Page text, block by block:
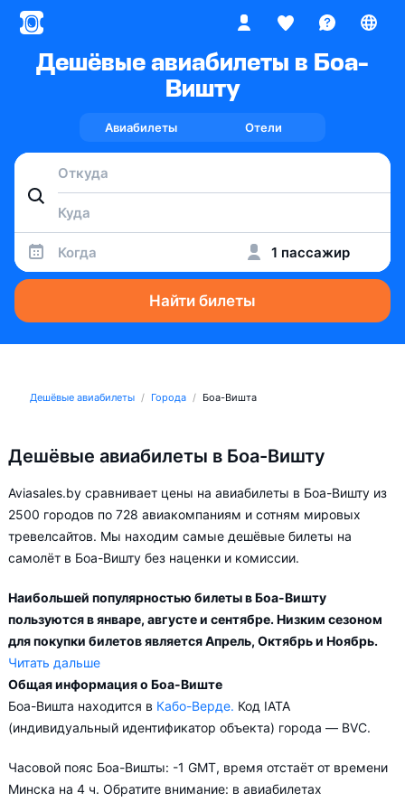
Дешёвые авиабилеты в Боа-
Вишту
Авиабилеты Отели
Когда 1 пассажир
Найти билеты
Дешёвые авиабилеты Города Боа-Вишта
Дешёвые авиабилеты в Боа-Вишту
Aviasales.by сравнивает цены на авиабилеты в Боа-Вишту из
2500 городов по 728 авиакомпаниям и сотням мировых
тревелсайтов. Мы находим самые дешёвые билеты на
самолёт в Боа-Вишту без наценки и комиссии.
Наибольшей популярностью билеты в Боа-Вишту
пользуются в январе, августе и сентябре. Низким сезоном
для покупки билетов является Апрель, Октябрь и Ноябрь.
Читать дальше
Город Боа-Вишта обслуживается аэропортами: Рабил.
Прямые рейсы в Боа-Вишту выполняются 8 авиакомпаниями.
Популярные направления в Боа-Вишту из других стран:
Шарджа - Боа-Вишта от3 507 BYN
Общая информация о Боа-Виште
Боа-Вишта находится в Кабо-Верде. Код IATA
(индивидуальный идентификатор объекта) города — BVC.
Часовой пояс Боа-Вишты: -1 GMT, время отстаёт от времени
Минска на 4 ч. Обратите внимание: в авиабилетах